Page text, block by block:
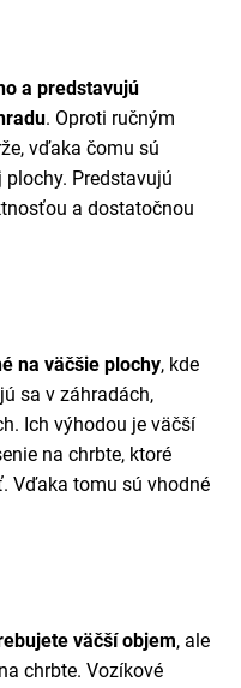
a predstavujú
. Oproti ručným
vďaka čomu sú
Predstavujú
a dostatočnou
na väčšie plochy, kde
sa v záhradách,
Ich výhodou je väčší
na chrbte, ktoré
Vďaka tomu sú vhodné
väčší objem, ale
chrbte. Vozíkové